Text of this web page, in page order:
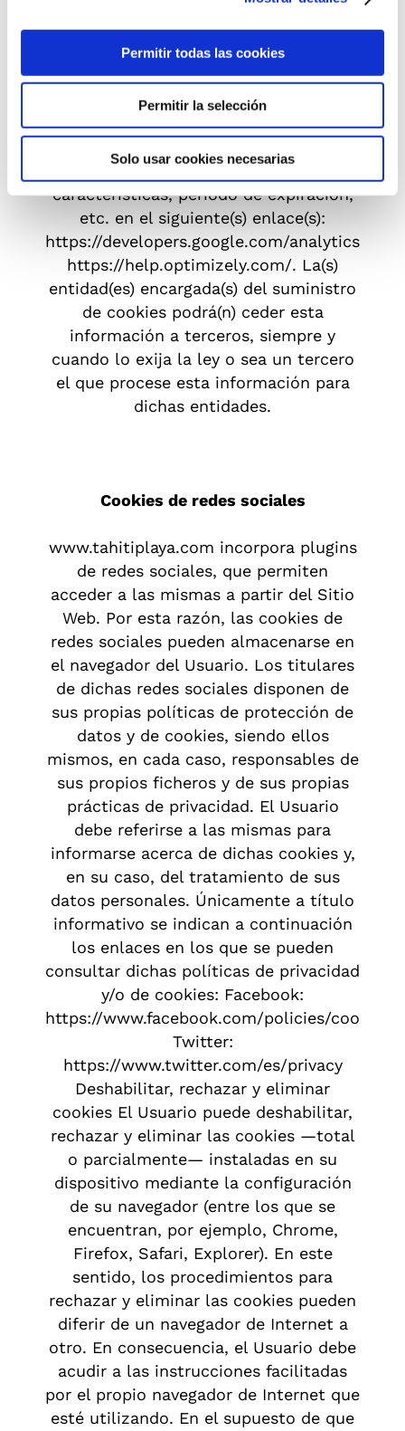
Permitir todas las cookies
Permitir la selección
Solo usar cookies necesarias
se recopila de forma anónima y se
elaboran informes de tendencias del
Sitio Web sin identificar a usuarios
individuales. Puede obtener más
información sobre las cookies, la
información sobre la privacidad, o
características, periodo de expiración,
etc. en el siguiente(s) enlace(s):
https://developers.google.com/analytics/
https://help.optimizely.com/. La(s)
entidad(es) encargada(s) del suministro
de cookies podrá(n) ceder esta
información a terceros, siempre y
cuando lo exija la ley o sea un tercero
el que procese esta información para
dichas entidades.
Cookies de redes sociales
www.tahitiplaya.com incorpora plugins
de redes sociales, que permiten
acceder a las mismas a partir del Sitio
Web. Por esta razón, las cookies de
redes sociales pueden almacenarse en
el navegador del Usuario. Los titulares
de dichas redes sociales disponen de
sus propias políticas de protección de
datos y de cookies, siendo ellos
mismos, en cada caso, responsables de
sus propios ficheros y de sus propias
prácticas de privacidad. El Usuario
debe referirse a las mismas para
informarse acerca de dichas cookies y,
en su caso, del tratamiento de sus
datos personales. Únicamente a título
informativo se indican a continuación
los enlaces en los que se pueden
consultar dichas políticas de privacidad
y/o de cookies: Facebook:
https://www.facebook.com/policies/cookies
Twitter:
https://www.twitter.com/es/privacy
Deshabilitar, rechazar y eliminar
cookies El Usuario puede deshabilitar,
rechazar y eliminar las cookies —total
o parcialmente— instaladas en su
dispositivo mediante la configuración
de su navegador (entre los que se
encuentran, por ejemplo, Chrome,
Firefox, Safari, Explorer). En este
sentido, los procedimientos para
rechazar y eliminar las cookies pueden
diferir de un navegador de Internet a
otro. En consecuencia, el Usuario debe
acudir a las instrucciones facilitadas
por el propio navegador de Internet que
esté utilizando. En el supuesto de que